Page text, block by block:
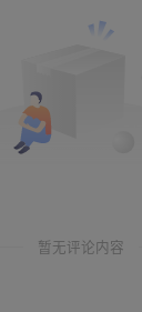
暂无评论内容